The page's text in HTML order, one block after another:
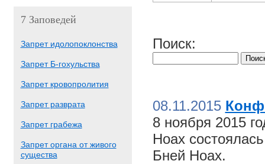
7 Заповедей
Запрет идолопоклонства
Запрет Б-гохульства
Запрет кровопролития
Запрет разврата
Запрет грабежа
Запрет органа от живого
существа
Поиск:
08.11.2015
8 ноября 2015
Ноах
Бней Ноах.